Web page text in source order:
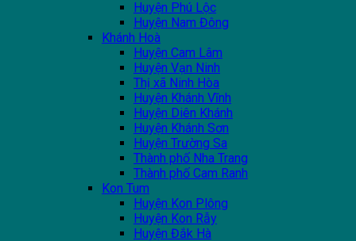
Huyện Phú Lộc
Huyện Nam Đông
Khánh Hoà
Huyện Cam Lâm
Huyện Vạn Ninh
Thị xã Ninh Hòa
Huyện Khánh Vĩnh
Huyện Diên Khánh
Huyện Khánh Sơn
Huyện Trường Sa
Thành phố Nha Trang
Thành phố Cam Ranh
Kon Tum
Huyện Kon Plông
Huyện Kon Rẫy
Huyện Đắk Hà